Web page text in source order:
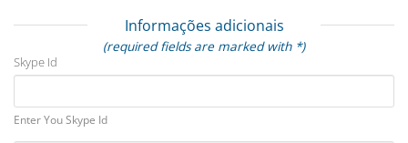
Informações adicionais
(required fields are marked with *)
Skype Id
Enter You Skype Id